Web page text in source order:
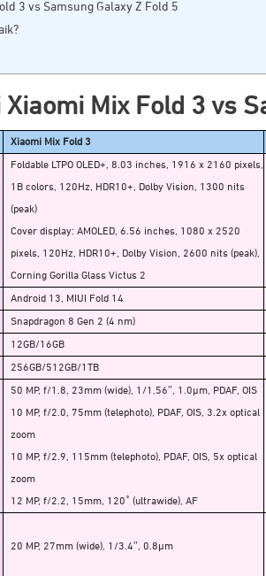
3 vs Samsung Galaxy Z Fold 5
Mix Fold 3 vs
Xiaomi Mix Fold 3
Foldable LTPO OLED+, 8.03 inches, 1916 x 2160 pixels,
1B colors, 120Hz, HDR10+, Dolby Vision, 1300 nits
(peak)
Cover display: AMOLED, 6.56 inches, 1080 x 2520
pixels, 120Hz, HDR10+, Dolby Vision, 2600 nits (peak),
Corning Gorilla Glass Victus 2
Android 13, MIUI Fold 14
Snapdragon 8 Gen 2 (4 nm)
12GB/16GB
256GB/512GB/1TB
50 MP, f/1.8, 23mm (wide), 1/1.56″, 1.0µm, PDAF, OIS
10 MP, f/2.0, 75mm (telephoto), PDAF, OIS, 3.2x optical
zoom
10 MP, f/2.9, 115mm (telephoto), PDAF, OIS, 5x optical
zoom
12 MP, f/2.2, 15mm, 120˚ (ultrawide), AF
20 MP, 27mm (wide), 1/3.4″, 0.8µm